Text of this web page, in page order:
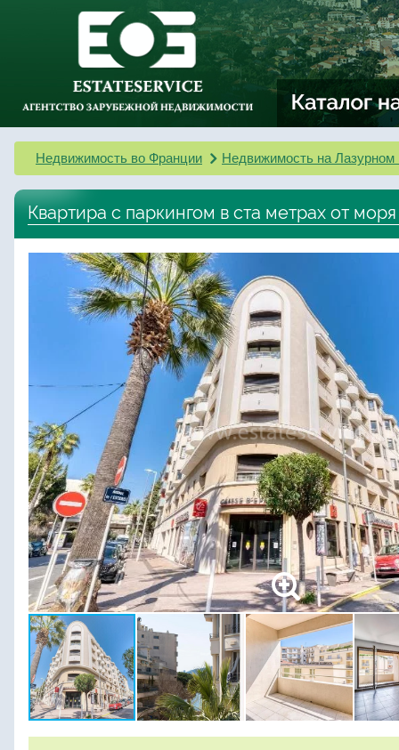
Недвижимость во Франции Недвижимость на Лазурном
Квартира с паркингом в ста метрах от